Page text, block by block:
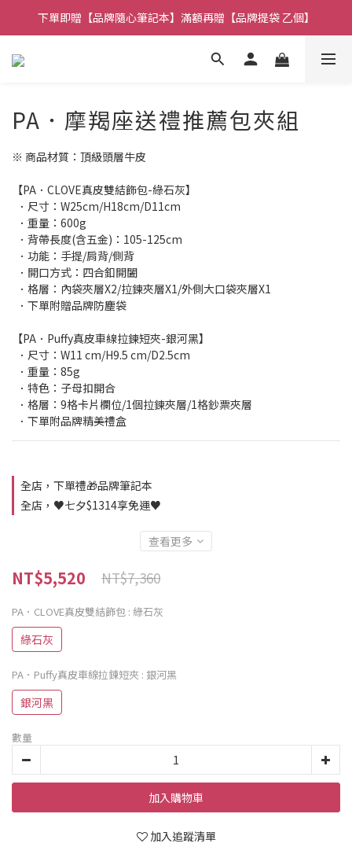
🚚全館消費 滿 $1,314 免運費！
下單即贈【品牌隨心筆記本】滿額再贈【品牌提袋 乙個】
🚚全館消費 滿 $1,314 免運費！
PA．摩羯座送禮推薦包夾組
※ 商品材質：頂級頭層牛皮
【PA．CLOVE真皮雙結飾包-綠石灰】
  ．尺寸：W25cm/H18cm/D11cm
  ．重量：600g
  ．背帶長度(含五金)：105-125cm
  ．功能：手提/肩背/側背
  ．開口方式：四合釦開闔
  ．格層：內袋夾層X2/拉鍊夾層X1/外側大口袋夾層X1
  ．下單附贈品牌防塵袋
【PA．Puffy真皮車線拉鍊短夾-銀河黑】
  ．尺寸：W11 cm/H9.5 cm/D2.5cm
  ．重量：85g
  ．特色：子母扣開合
  ．格層：9格卡片欄位/1個拉鍊夾層/1格鈔票夾層
  ．下單附品牌精美禮盒
全店，下單禮🎁品牌筆記本
全店，♥️七夕$1314享免運♥️
查看更多
NT$5,520 NT$7,360
PA．CLOVE真皮雙結飾包 : 綠石灰
綠石灰
PA．Puffy真皮車線拉鍊短夾 : 銀河黑
銀河黑
數量
加入購物車
加入追蹤清單